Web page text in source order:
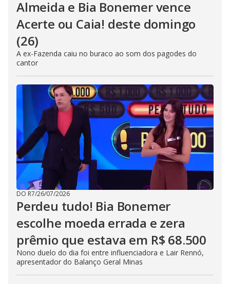
Almeida e Bia Bonemer vence
Acerte ou Caia! deste domingo
(26)
A ex-Fazenda caiu no buraco ao som dos pagodes do
cantor
DO R7/26/07/2026
Perdeu tudo! Bia Bonemer
escolhe moeda errada e zera
prêmio que estava em R$ 68.500
Nono duelo do dia foi entre influenciadora e Lair Rennó,
apresentador do Balanço Geral Minas